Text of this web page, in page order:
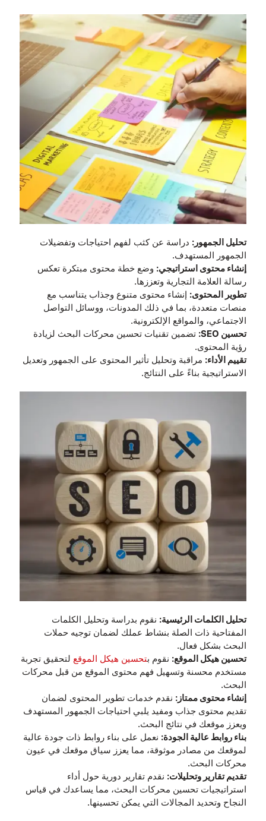
تحليل الجمهور: دراسة عن كثب لفهم احتياجات وتفضيلات
الجمهور المستهدف.
إنشاء محتوى استراتيجي: وضع خطة محتوى مبتكرة تعكس
رسالة العلامة التجارية وتعززها.
تطوير المحتوى: إنشاء محتوى متنوع وجذاب يتناسب مع
منصات متعددة، بما في ذلك المدونات، ووسائل التواصل
الاجتماعي، والمواقع الإلكترونية.
تحسين SEO:
تضمين تقنيات تحسين محركات البحث لزيادة
رؤية المحتوى.
تقييم الأداء: مراقبة وتحليل تأثير المحتوى على الجمهور وتعديل
الاستراتيجية بناءً على النتائج.
تحليل الكلمات الرئيسية: نقوم بدراسة وتحليل الكلمات
المفتاحية ذات الصلة بنشاط عملك لضمان توجيه حملات
البحث بشكل فعال.
تحسين هيكل الموقع: نقوم بتحسين هيكل الموقع لتحقيق تجربة
مستخدم محسنة وتسهيل فهم محتوى الموقع من قبل محركات
البحث.
إنشاء محتوى ممتاز: نقدم خدمات تطوير المحتوى لضمان
تقديم محتوى جذاب ومفيد يلبي احتياجات الجمهور المستهدف
ويعزز موقعك في نتائج البحث.
بناء روابط عالية الجودة: نعمل على بناء روابط ذات جودة عالية
لموقعك من مصادر موثوقة، مما يعزز سياق موقعك في عيون
محركات البحث.
تقديم تقارير وتحليلات: نقدم تقارير دورية حول أداء
استراتيجيات تحسين محركات البحث، مما يساعدك في قياس
النجاح وتحديد المجالات التي يمكن تحسينها.